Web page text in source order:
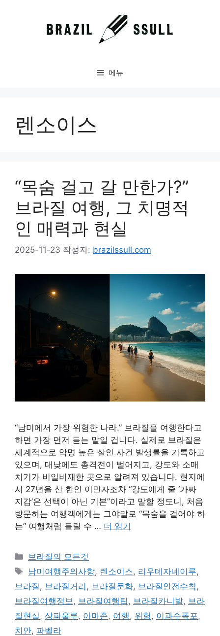
메뉴
렌소이스
“목숨 걸고 갈 만한가?”
브라질 여행, 그 치명적
인 매력과 현실
2025-11-23 작성자: brazilssull.com
“남미에서 가장 위험한 나라.” 브라질을 여행한다고
하면 가장 먼저 듣는 말일 겁니다. 실제로 브라질은
세계적으로 악명 높은 살인 사건 발생률을 기록하고
있으며, 대낮에도 총격전이 벌어지고, 강도와 소매
치기가 비일비재한 곳으로 알려져 있습니다. 현지에
서 27년을 산 한인 이민자조차 “강도에게 줄 ‘가짜
지갑’은 선택이 아닌 기본”이라고 말할 정도니, 처음
방문하는 여행객에게는 그야말로 “목숨을 걸어야 하
는” 여행처럼 들릴 수 … 더 읽기
카
테
고
리
브라질의 모든것
태
그
남미여행주의사항, 렌소이스, 리우데자네이루,
브라질 , 브라질거리 , 브라질문화, 브라질안전수칙 ,
브라질여행정보 , 브라질여행팁 , 브라질카니발, 브라
질현실 , 상파울루, 아마존, 여행 , 위험 , 이과수폭포 ,
치안, 파벨라